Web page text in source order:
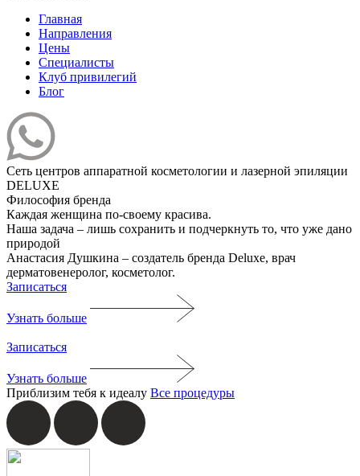
Главная
Направления
Цены
Специалисты
Клуб привилегий
Блог
Сеть центров аппаратной косметологии и лазерной эпиляции
DELUXE
Философия бренда
Каждая женщина по-своему красива.
Наша задача ‒ лишь сохранить и подчеркнуть то, что уже дано
природой
Анастасия Душкина ‒ создатель бренда Deluxe, врач
дерматовенеролог, косметолог.
Записаться
Узнать больше
Записаться
Узнать больше
Приблизим тебя к идеалу Все процедуры